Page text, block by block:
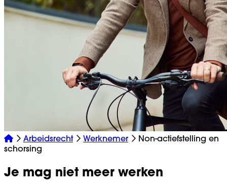
Arbeidsrecht Werknemer
Non-actiefstelling en
schorsing
Je mag niet meer werken